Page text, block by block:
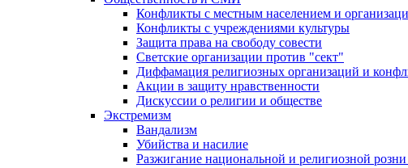
Конфликты с местным населением и
Конфликты с учреждениями культуры
Защита права на свободу совести
Светские организации против "сект"
Диффамация религиозных организаций и
Акции в защиту нравственности
Дискуссии о религии и обществе
Экстремизм
Вандализм
Убийства и насилие
Разжигание национальной и религиозной